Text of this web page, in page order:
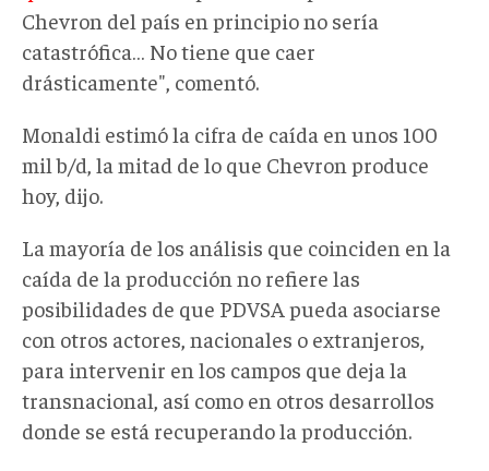
Chevron del país en principio no sería
catastrófica… No tiene que caer
drásticamente", comentó.
Monaldi estimó la cifra de caída en unos 100
mil b/d, la mitad de lo que Chevron produce
hoy, dijo.
La mayoría de los análisis que coinciden en la
caída de la producción no refiere las
posibilidades de que PDVSA pueda asociarse
con otros actores, nacionales o extranjeros,
para intervenir en los campos que deja la
transnacional, así como en otros desarrollos
donde se está recuperando la producción.